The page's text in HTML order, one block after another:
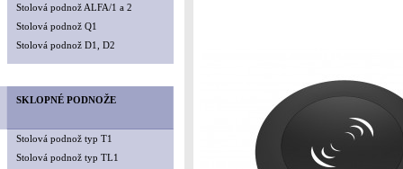
Stolová podnož ALFA/1 a 2
Stolová podnož Q1
Stolová podnož D1, D2
SKLOPNÉ PODNOŽE
Stolová podnož typ T1
Stolová podnož typ TL1